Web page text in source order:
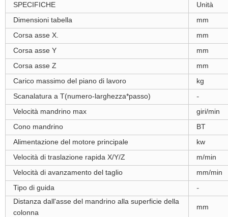
SPECIFICHE
Unità
Dimensioni tabella
mm
Corsa asse X.
mm
Corsa asse Y
mm
Corsa asse Z
mm
Carico massimo del piano di lavoro
kg
Scanalatura a T(numero-larghezza*passo)
-
Velocità mandrino max
giri/min
Cono mandrino
BT
Alimentazione del motore principale
kw
Velocità di traslazione rapida X/Y/Z
m/min
Velocità di avanzamento del taglio
mm/min
Tipo di guida
-
Distanza dall'asse del mandrino alla superficie della
colonna
mm